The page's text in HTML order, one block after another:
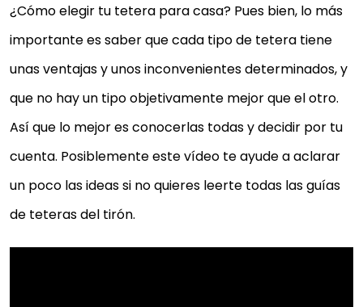
¿Cómo elegir tu tetera para casa? Pues bien, lo más
importante es saber que cada tipo de tetera tiene
unas ventajas y unos inconvenientes determinados, y
que no hay un tipo objetivamente mejor que el otro.
Así que lo mejor es conocerlas todas y decidir por tu
cuenta. Posiblemente este vídeo te ayude a aclarar
un poco las ideas si no quieres leerte todas las guías
de teteras del tirón.